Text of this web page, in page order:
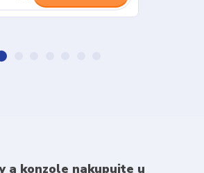
a konzole nakupujte u